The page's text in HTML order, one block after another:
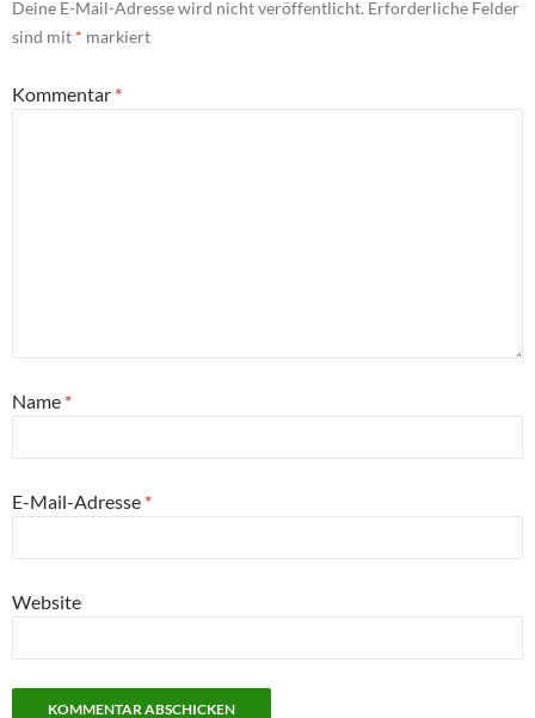
Deine E-Mail-Adresse wird nicht veröffentlicht. Erforderliche Felder
sind mit * markiert
Kommentar *
Name *
E-Mail-Adresse *
Website